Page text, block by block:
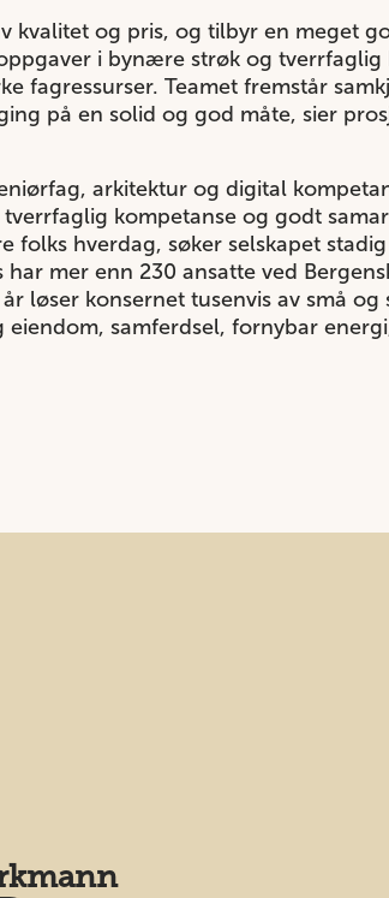
kvalitet og pris, og tilbyr en meget
i bynære strøk og
fagressurser. Teamet fremstår
på en solid og god måte, sier
arkitektur og digital
kompetanse og godt
folks hverdag, søker selskapet
mer enn 230 ansatte ved
løser konsernet tusenvis av små
samferdsel, fornybar